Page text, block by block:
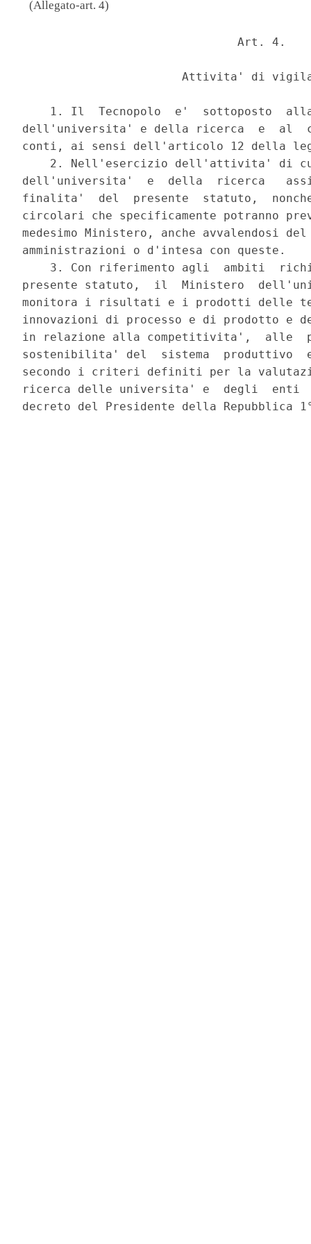
(Allegato-art. 4)
                               Art. 4.
Attivita' di
1. Il  Tecnopolo  e'  sottoposto
dell'universita' e della ricerca  e  al
conti, ai sensi dell'articolo 12 della
2. Nell'esercizio dell'attivita' di
dell'universita'  e  della  ricerca
finalita'  del  presente  statuto,
circolari che specificamente potranno
medesimo Ministero, anche avvalendosi
amministrazioni o d'intesa con queste.
3. Con riferimento agli  ambiti
presente statuto,  il  Ministero
monitora i risultati e i prodotti delle
innovazioni di processo e di prodotto
in relazione alla competitivita',  alle
sostenibilita' del  sistema  produttivo
secondo i criteri definiti per la
ricerca delle universita' e  degli
decreto del Presidente della Repubblica